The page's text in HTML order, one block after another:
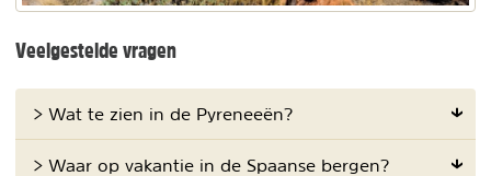
Veelgestelde vragen
> Wat te zien in de Pyreneeën?
> Waar op vakantie in de Spaanse bergen?